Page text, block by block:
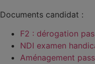
Documents candidat :
F2 : dérogation
NDI examen
Aménagement